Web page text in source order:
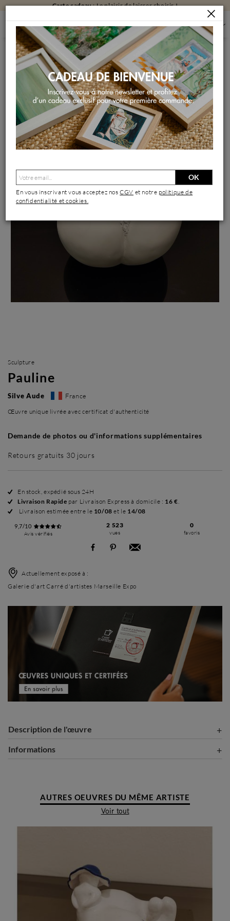
Carte cadeau: Le plaisir de laisser choisir !
SCULPTURES SCULPTURES PAR FORMAT
SCULPTURES GRAND FORMAT
PAULINE
Sculpture Pauline par Silve Aude | Sculpture
Sculpture
Pauline
Silve Aude France
Œuvre unique livrée avec certificat d'authenticité
Demande de photos ou d'informations supplémentaires
Retours gratuits 30 jours
En stock, expédié sous 24H
Livraison Rapide par Livraison Express à domicile : 16 €.
Livraison estimée entre le 10/08 et le 14/08
9,7/10
Avis vérifiés
2 523
vues
0
favoris
Actuellement exposé à :
Galerie d'art Carré d'artistes Marseille Expo
Description de l'œuvre
Informations
AUTRES OEUVRES DU MÊME ARTISTE
Voir tout
OK
En vous inscrivant vous acceptez nosCGV et notre politique de
confidentialité et cookies.